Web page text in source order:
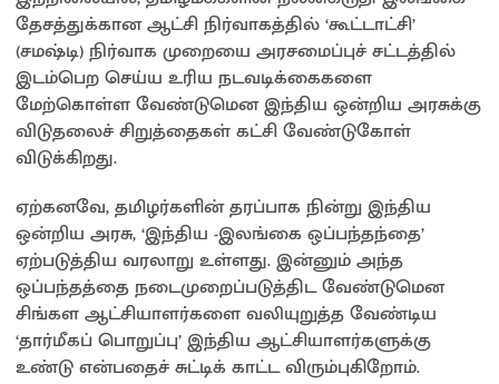
தேசத்துக்கான ஆட்சி நிர்வாகத்தில் ‘கூட்டாட்சி’
(சமஷ்டி) நிர்வாக முறையை அரசமைப்புச் சட்டத்தில்
இடம்பெற செய்ய உரிய நடவடிக்கைகளை
மேற்கொள்ள வேண்டுமென இந்திய ஒன்றிய அரசுக்கு
விடுதலைச் சிறுத்தைகள் கட்சி வேண்டுகோள்
விடுக்கிறது.
ஏற்கனவே, தமிழர்களின் தரப்பாக நின்று இந்திய
ஒன்றிய அரசு, ‘இந்திய -இலங்கை ஒப்பந்தந்தை’
ஏற்படுத்திய வரலாறு உள்ளது. இன்னும் அந்த
ஒப்பந்தத்தை நடைமுறைப்படுத்திட வேண்டுமென
சிங்கள ஆட்சியாளர்களை வலியுறுத்த வேண்டிய
‘தார்மீகப் பொறுப்பு’ இந்திய ஆட்சியாளர்களுக்கு
உண்டு என்பதைச் சுட்டிக் காட்ட விரும்புகிறோம்.